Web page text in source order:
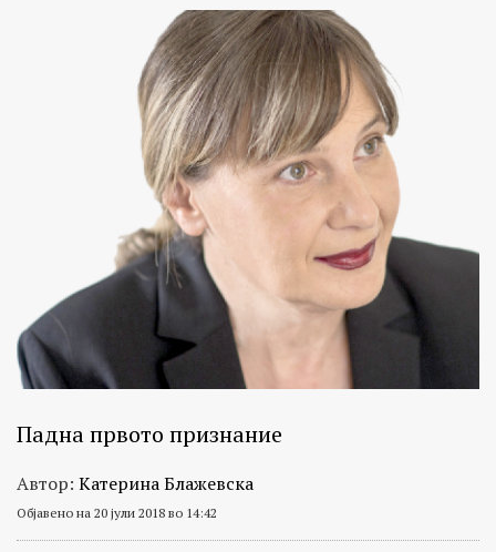
Падна првото признание
Автор: Катерина Блажевска
Објавено на 20 јули 2018 во 14:42